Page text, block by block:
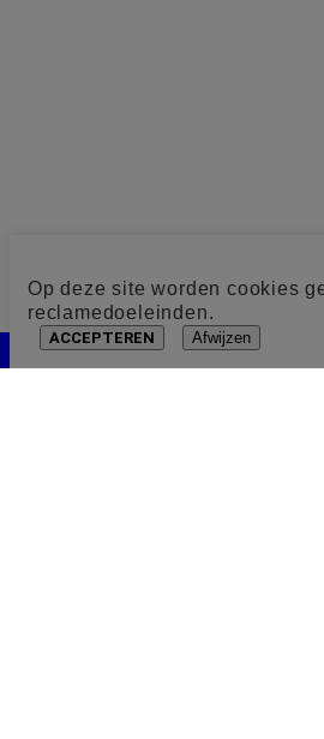
Op deze site worden cookies
reclamedoeleinden.
ACCEPTEREN Afwijzen
Cookie toestemming